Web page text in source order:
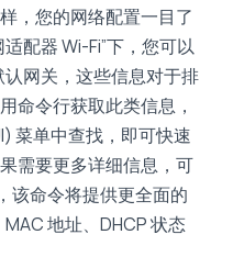
，您的网络配置一目了
配器 Wi-Fi”下，您可以
网关，这些信息对于排
命令行获取此类信息，
菜单中查找，即可快速
需要更多详细信息，可
该命令将提供更全面的
地址、DHCP 状态